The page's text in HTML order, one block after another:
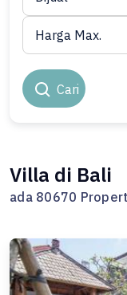
Cari
Harga Max.
Villa di Bali
ada 80670